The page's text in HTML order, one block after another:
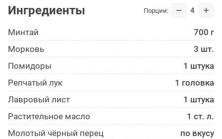
Ингредиенты Порции: 4
Минтай
700 г
Морковь
3 шт.
Помидоры
1 штука
Репчатый лук
1 головка
Лавровый лист
1 штука
Растительное масло
1 ст. л.
Молотый чёрный перец
по вкусу